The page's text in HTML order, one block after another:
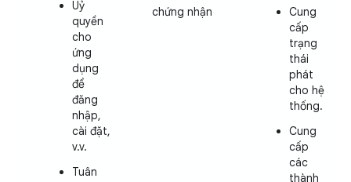
Uỷ
quyền
cho
ứng
dụng
để
đăng
nhập,
cài đặt,
v.v.
Tuân
chứng nhận
Cung
cấp
trạng
thái
phát
cho hệ
thống.
Cung
cấp
các
thành